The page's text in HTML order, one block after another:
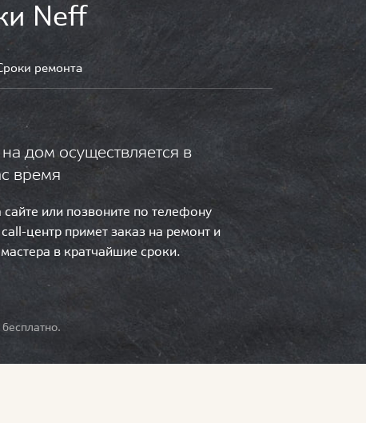
Neff
ремонта
дом осуществляется в
время
сайте или позвоните по телефону
центр примет заказ на ремонт и
в кратчайшие сроки.